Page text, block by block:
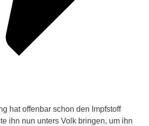
hat offenbar schon den Impfstoff
ihn nun unters Volk bringen, um ihn